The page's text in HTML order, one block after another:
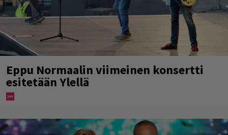
Eppu Normaalin viimeinen konsertti
esitetään Ylellä